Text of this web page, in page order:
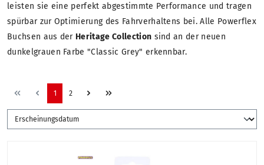
leisten sie eine perfekt abgestimmte Performance und tragen
spürbar zur Optimierung des Fahrverhaltens bei. Alle Powerflex
Buchsen aus der Heritage Collection sind an der neuen
dunkelgrauen Farbe "Classic Grey" erkennbar.
1 2